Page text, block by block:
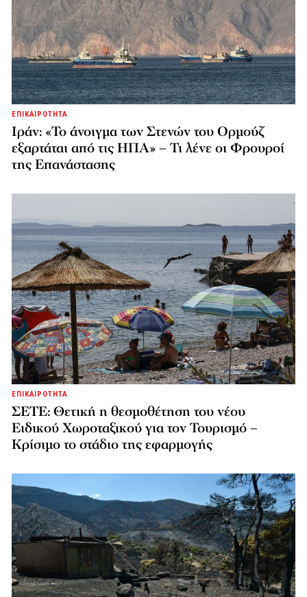
ΕΠΙΚΑΙΡΟΤΗΤΑ
Ιράν: «Το άνοιγμα των Στενών του Ορμούζ
εξαρτάται από τις ΗΠΑ» – Τι λένε οι Φρουροί
της Επανάστασης
ΕΠΙΚΑΙΡΟΤΗΤΑ
ΣΕΤΕ: Θετική η θεσμοθέτηση του νέου
Ειδικού Χωροταξικού για τον Τουρισμό –
Κρίσιμο το στάδιο της εφαρμογής